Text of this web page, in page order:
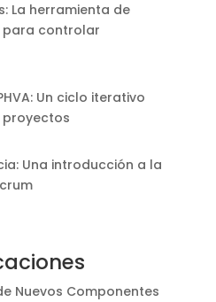
La herramienta de
para controlar
Un ciclo iterativo
proyectos
Una introducción a la
Nuevos Componentes